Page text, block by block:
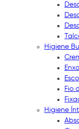
Higiene
Fio
Higiene